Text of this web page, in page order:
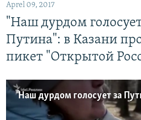
Aprel 09, 2017
"Наш дурдом
Путина": в Казани
пикет "Открытой